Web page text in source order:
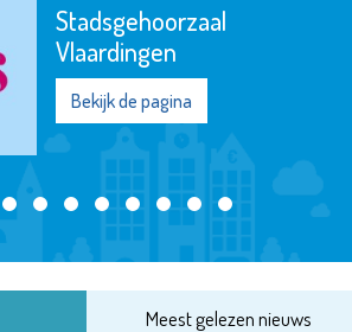
Stadsgehoorzaal
Vlaardingen
Bekijk de pagina
Meest gelezen nieuws